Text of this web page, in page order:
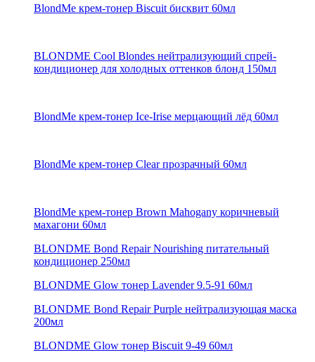
BlondMe крем-тонер Biscuit бисквит 60мл
BLONDME Cool Blondes нейтрализующий спрей-
кондиционер для холодных оттенков блонд 150мл
BlondMe крем-тонер Ice-Irise мерцающий лёд 60мл
BlondMe крем-тонер Clear прозрачный 60мл
BlondMe крем-тонер Brown Mahogany коричневый
махагони 60мл
BLONDME Bond Repair Nourishing питательный
кондиционер 250мл
BLONDME Glow тонер Lavender 9.5-91 60мл
BLONDME Bond Repair Purple нейтрализующая маска
200мл
BLONDME Glow тонер Biscuit 9-49 60мл